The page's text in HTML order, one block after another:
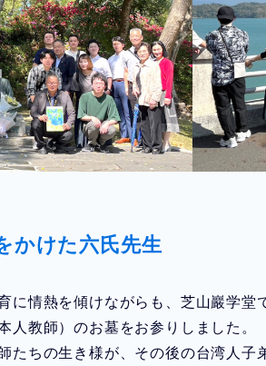
かけた六氏先生
情熱を傾けながらも、芝山巖学堂
人教師）のお墓をお参りしました
たちの生き様が、その後の台湾人